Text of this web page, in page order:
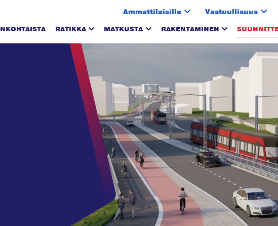
Ammattilaisille Vastuullisuus
RATIKKA MATKUSTA RAKENTAMINEN